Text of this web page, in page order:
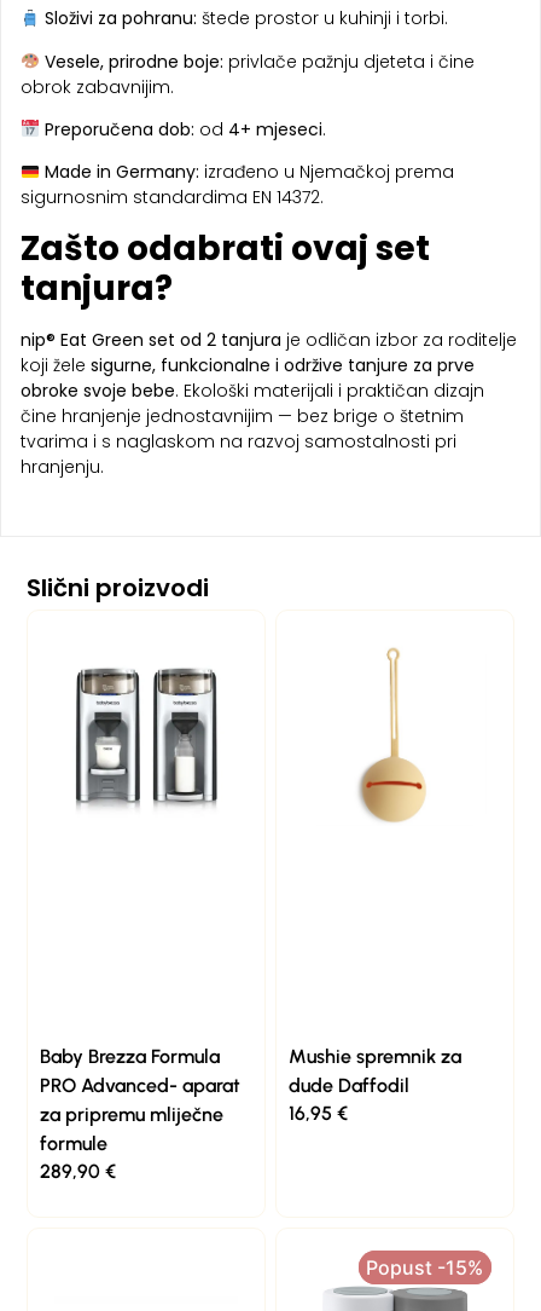
Složivi za pohranu: štede prostor u kuhinji i torbi.
Vesele, prirodne boje: privlače pažnju djeteta i čine
obrok zabavnijim.
Preporučena dob: od 4+ mjeseci.
Made in Germany: izrađeno u Njemačkoj prema
sigurnosnim standardima EN 14372.
Zašto odabrati ovaj set
tanjura?
nip® Eat Green set od 2 tanjura je odličan izbor za roditelje
koji žele sigurne, funkcionalne i održive tanjure za prve
obroke svoje bebe. Ekološki materijali i praktičan dizajn
čine hranjenje jednostavnijim — bez brige o štetnim
tvarima i s naglaskom na razvoj samostalnosti pri
hranjenju.
Slični proizvodi
Baby Brezza Formula
PRO Advanced- aparat
za pripremu mliječne
formule
289,90€
Mushie spremnik za
dude Daffodil
16,95 €
Popust -15%
Popust -15%